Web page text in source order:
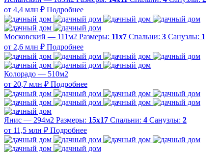
от 4,4 млн ₽ Подробнее
Московский — 111м2 Размеры: 11х7 Спальни: 3 Санузлы: 1
от 2,6 млн ₽ Подробнее
Колорадо — 510м2
от 20,7 млн ₽ Подробнее
Янис — 294м2 Размеры: 15х17 Спальни: 4 Санузлы: 2
от 11,5 млн ₽ Подробнее